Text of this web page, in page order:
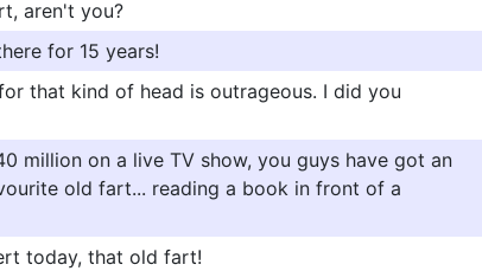
aren't you?
for 15 years!
that kind of head is outrageous. I did you
million on a live TV show, you guys have got an
old fart... reading a book in front of a
today, that old fart!